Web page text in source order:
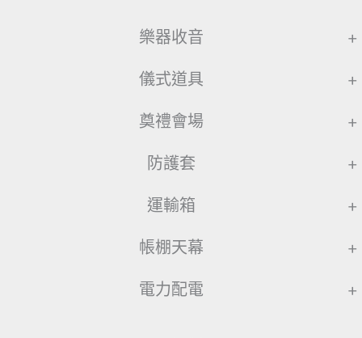
樂器收音 +
儀式道具 +
奠禮會場 +
防護套 +
運輸箱 +
帳棚天幕 +
電力配電 +